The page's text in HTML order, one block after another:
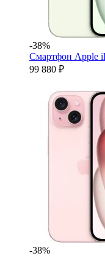
-38%
Смартфон Apple
99 880 ₽
-38%